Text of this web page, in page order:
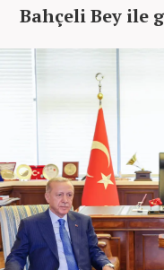
Bahçeli Bey ile